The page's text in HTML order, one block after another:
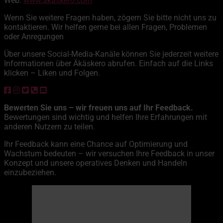
Wenn Sie weitere Fragen haben, zögern Sie bitte nicht uns zu
kontaktieren. Wir helfen gerne bei allen Fragen, Problemen
oder Anregungen
Über unsere Social-Media-Kanäle können Sie jederzeit weitere
Informationen über Äkäskero abrufen. Einfach auf die Links
klicken – Liken und Folgen.
Bewerten Sie uns – wir freuen uns auf Ihr Feedback.
Bewertungen sind wichtig und helfen Ihre Erfahrungen mit
anderen Nutzern zu teilen.
Ihr Feedback kann eine Chance auf Optimierung und
Wachstum bedeuten – wir versuchen Ihre Feedback in unser
Konzept und unsere operatives Denken und Handeln
einzubeziehen.